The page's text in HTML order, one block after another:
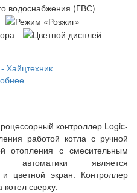
контроллер Logic-
работой котла с ручной
отопления с смесительным
автоматики является
цветной экран. Контроллер
сверху.